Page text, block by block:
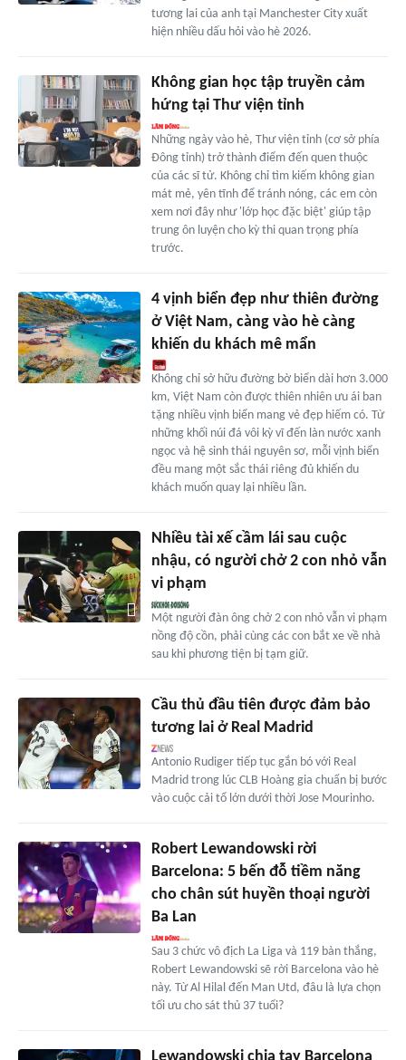
tương lai của anh tại Manchester City xuất
hiện nhiều dấu hỏi vào hè 2026.
Không gian học tập truyền cảm
hứng tại Thư viện tỉnh
Những ngày vào hè, Thư viện tỉnh (cơ sở phía
Đông tỉnh) trở thành điểm đến quen thuộc
của các sĩ tử. Không chỉ tìm kiếm không gian
mát mẻ, yên tĩnh để tránh nóng, các em còn
xem nơi đây như 'lớp học đặc biệt' giúp tập
trung ôn luyện cho kỳ thi quan trọng phía
trước.
4 vịnh biển đẹp như thiên đường
ở Việt Nam, càng vào hè càng
khiến du khách mê mẩn
Không chỉ sở hữu đường bờ biển dài hơn 3.000
km, Việt Nam còn được thiên nhiên ưu ái ban
tặng nhiều vịnh biển mang vẻ đẹp hiếm có. Từ
những khối núi đá vôi kỳ vĩ đến làn nước xanh
ngọc và hệ sinh thái nguyên sơ, mỗi vịnh biển
đều mang một sắc thái riêng đủ khiến du
khách muốn quay lại nhiều lần.
Nhiều tài xế cầm lái sau cuộc
nhậu, có người chở 2 con nhỏ vẫn
vi phạm
Một người đàn ông chở 2 con nhỏ vẫn vi phạm
nồng độ cồn, phải cùng các con bắt xe về nhà
sau khi phương tiện bị tạm giữ.
Cầu thủ đầu tiên được đảm bảo
tương lai ở Real Madrid
Antonio Rudiger tiếp tục gắn bó với Real
Madrid trong lúc CLB Hoàng gia chuẩn bị bước
vào cuộc cải tổ lớn dưới thời Jose Mourinho.
Robert Lewandowski rời
Barcelona: 5 bến đỗ tiềm năng
cho chân sút huyền thoại người
Ba Lan
Sau 3 chức vô địch La Liga và 119 bàn thắng,
Robert Lewandowski sẽ rời Barcelona vào hè
này. Từ Al Hilal đến Man Utd, đâu là lựa chọn
tối ưu cho sát thủ 37 tuổi?